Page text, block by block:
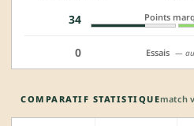
34 Points
0 Essais —
COMPARATIF STATISTIQUEmatch